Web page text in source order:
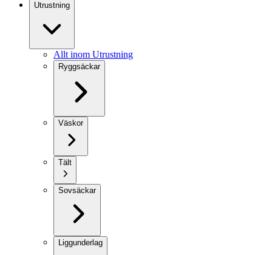
Utrustning
Allt inom Utrustning
Ryggsäckar
Väskor
Tält
Sovsäckar
Liggunderlag